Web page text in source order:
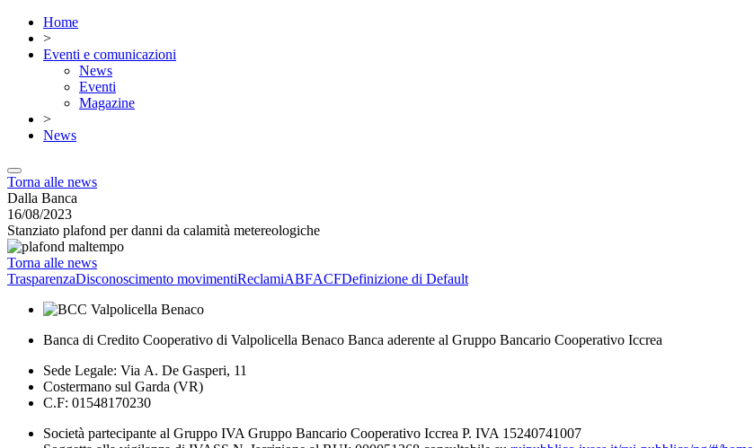
Home
>
Eventi e comunicazioni
News
Eventi
Magazine
>
News
Torna alle news
Dalla Banca
16/08/2023
Stanziato plafond per danni da calamità metereologiche
Torna alle news
TrasparenzaDisconoscimento movimentiReclamiABFACFDefinizione di Default
Banca di Credito Cooperativo di Valpolicella Benaco Banca aderente al Gruppo Bancario Cooperativo Iccrea
Sede Legale: Via A. De Gasperi, 11
Costermano sul Garda (VR)
C.F: 01548170230
Società partecipante al Gruppo IVA Gruppo Bancario Cooperativo Iccrea P. IVA 15240741007